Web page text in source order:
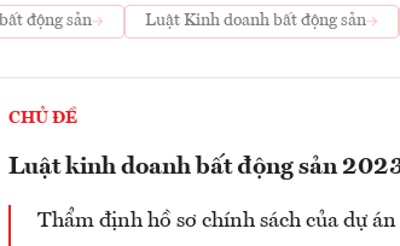
bất động sản Luật Kinh doanh bất động sản
CHỦ ĐỀ
Luật kinh doanh bất động sản
Thẩm định hồ sơ chính sách của dự